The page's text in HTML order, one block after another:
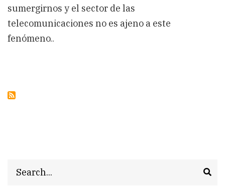
sumergirnos y el sector de las
telecomunicaciones no es ajeno a este
fenómeno..